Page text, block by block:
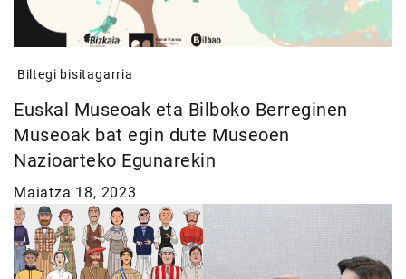
Biltegi bisitagarria
Euskal Museoak eta Bilboko Berreginen
Museoak bat egin dute Museoen
Nazioarteko Egunarekin
Maiatza 18, 2023